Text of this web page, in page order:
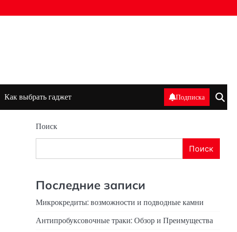
Как выбрать гаджет Подписка
Поиск
Поиск
Последние записи
Микрокредиты: возможности и подводные камни
Антипробуксовочные траки: Обзор и Преимущества